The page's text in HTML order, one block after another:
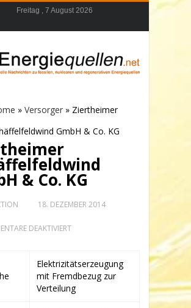
Freitag , 7 August 2026
» Versorger » Ziertheimer
GmbH & Co. KG
& Co. KG
18. DEZEMBER 2014
DEAKTIVIERTFÜR
&
CO.
KG
Elektrizitätserzeugung
mit Fremdbezug zur
Verteilung